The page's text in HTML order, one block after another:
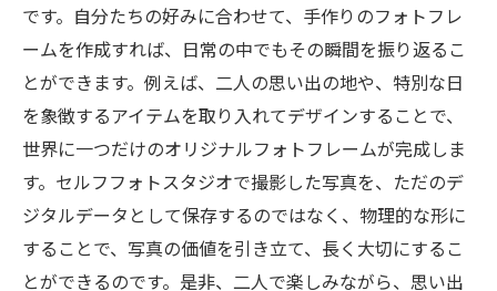
です。自分たちの好みに合わせて、手作りのフォトフレ
ームを作成すれば、日常の中でもその瞬間を振り返るこ
とができます。例えば、二人の思い出の地や、特別な日
を象徴するアイテムを取り入れてデザインすることで、
世界に一つだけのオリジナルフォトフレームが完成しま
す。セルフフォトスタジオで撮影した写真を、ただのデ
ジタルデータとして保存するのではなく、物理的な形に
することで、写真の価値を引き立て、長く大切にするこ
とができるのです。是非、二人で楽しみながら、思い出